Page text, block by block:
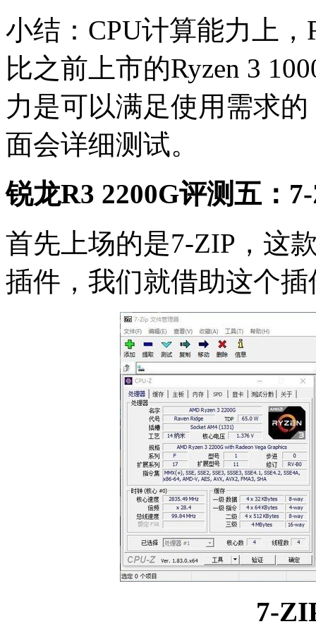
小结：CPU计算能力上，
比之前上市的Ryzen 3
力是可以满足使用需求
面会详细测试。
锐龙R3 2200G评测五：
首先上场的是7-ZIP，这
插件，我们就借助这个
7-